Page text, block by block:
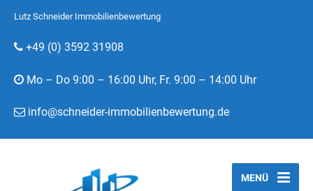
Lutz Schneider Immobilienbewertung
+49 (0) 3592 31908
Mo – Do 9:00 – 16:00 Uhr, Fr. 9:00 – 14:00 Uhr
info@schneider-immobilienbewertung.de
MENÜ